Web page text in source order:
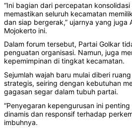
“Ini bagian dari percepatan
memastikan seluruh kecamatan
dan siap bergerak,” ujarnya yang juga
Mojokerto ini.
Dalam forum tersebut, Partai Golkar
penguatan organisasi. Namun, juga
kepemimpinan di tingkat kecamatan.
Sejumlah wajah baru mulai diberi
strategis, seiring dengan kebutuhan
gagasan segar dalam tubuh partai.
“Penyegaran kepengurusan ini
dinamis dan responsif terhadap
imbuhnya.